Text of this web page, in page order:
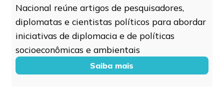
Nacional reúne artigos de pesquisadores,
diplomatas e cientistas políticos para abordar
iniciativas de diplomacia e de políticas
socioeconômicas e ambientais
Saiba mais